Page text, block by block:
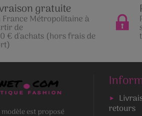
gratuite
France Métropolitaine à
de
€ d'achats (hors frais de
est proposé
retours